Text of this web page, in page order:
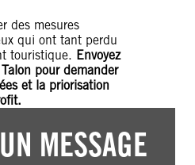
des mesures
qui ont tant perdu
touristique. Envoyez
pour demander
et la priorisation
MESSAGE